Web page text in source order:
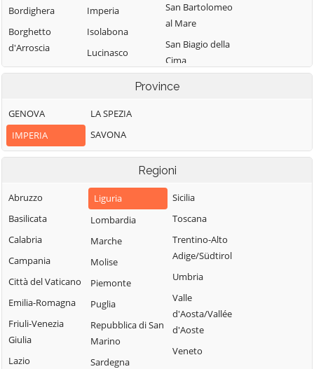
Bordighera
Borghetto
d'Arroscia
Borgomaro
Caravonica
Castel Vittorio
Castellaro
Cervo
Cesio
Chiusanico
Chiusavecchia
Cipressa
Civezza
Cosio d'Arroscia
Imperia
Isolabona
Lucinasco
Mendatica
Molini di Triora
Montalto
Carpasio
Montegrosso
Olivetta San
Michele
Ospedaletti
Perinaldo
Pietrabruna
Pieve di Teco
Pigna
Pompeiana
San Bartolomeo
al Mare
San Biagio della
Cima
San Lorenzo al
Mare
Seborga
Soldano
Taggia
Terzorio
Triora
Vallebona
Vallecrosia
Vasia
Province
GENOVA
IMPERIA
LA SPEZIA
SAVONA
Regioni
Abruzzo
Basilicata
Calabria
Campania
Città del Vaticano
Emilia-Romagna
Friuli-Venezia
Giulia
Lazio
Liguria
Lombardia
Marche
Molise
Piemonte
Puglia
Repubblica di San
Marino
Sardegna
Sicilia
Toscana
Trentino-Alto
Adige/Südtirol
Umbria
Valle
d'Aosta/Vallée
d'Aoste
Veneto